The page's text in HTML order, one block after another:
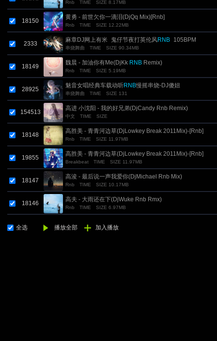
Rnb TIME SIZE 8.17MB
18150
黄勇 - 前世欠你一滴泪(DjQq Mix)[Rnb]
Rnb TIME SIZE 12.22MB
2333
麻章DJ网上有米_鬼仔节夜打英伦风RNB _105BPM
串烧舞曲 TIME SIZE 90.34MB
18149
魏晨 - 加油你有Me(DjKk RNB Remix)
Rnb TIME SIZE 5.19MB
28925
魅音女唱经典车载动听RNB慢摇串烧-DJ傻妞
串烧舞曲 TIME SIZE 131
154513
高进 小沈阳 - 我的好兄弟(DjCandy Rnb Remix)
中文 TIME SIZE
18148
高胜美 - 青青河边草(DjLowkey Break 2011Mix)-[Rnb]
Rnb TIME SIZE 11.97MB
19855
高胜美 - 青青河边草(DjLowkey Break 2011Mix)-[Rnb]
Breakbeat TIME SIZE 11.97MB
18147
高浚 - 最后说一声我爱你(DjMichael Rnb Mix)
Rnb TIME SIZE 10.17MB
18146
高夫 - 大雨还在下(DjWuke Rnb Rmx)
Rnb TIME SIZE 6.97MB
全选 播放全部 加入播放